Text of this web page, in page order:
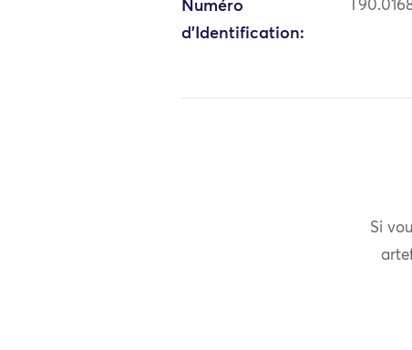
Numéro
d'Identification:
Si